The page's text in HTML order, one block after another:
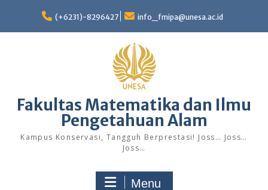
content
(+6231)-8296427 info_fmipa@unesa.ac.id
Fakultas Matematika dan Ilmu
Pengetahuan Alam
Kampus Konservasi, Tangguh Berprestasi! Joss… Joss…
Joss…
Menu